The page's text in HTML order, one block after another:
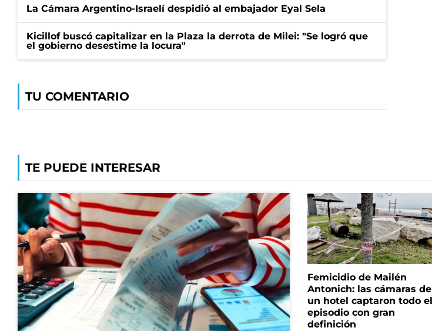
La Cámara Argentino-Israelí despidió al embajador Eyal Sela
Kicillof buscó capitalizar en la Plaza la derrota de Milei: "Se logró que
el gobierno desestime la locura"
TU COMENTARIO
TE PUEDE INTERESAR
Femicidio de Mailén
Antonich: las cámaras de
un hotel captaron todo el
episodio con gran
definición